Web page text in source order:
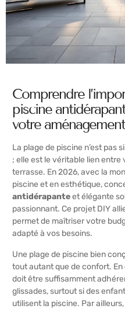
Comprendre
piscine
votre
La plage de piscine n’est pas
; elle est le véritable lien
terrasse. En 2026, avec la
piscine et en esthétique,
antidérapanteet élégante
passionnant. Ce projet DIY
permet de maîtriser votre
adapté à vos besoins.
Une plage de piscine bien
tout autant que de confort.
doit être suffisamment
glissades, surtout si des
utilisent la piscine. Par